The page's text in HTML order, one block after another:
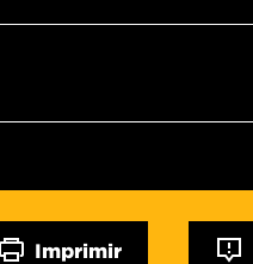
Imprimir